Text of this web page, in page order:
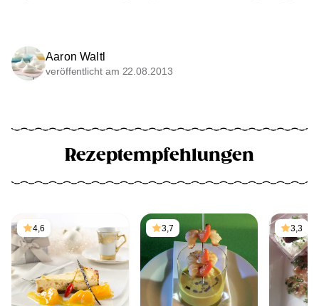
Aaron Waltl
veröffentlicht am 22.08.2013
Rezeptempfehlungen
4,6 3,7 3,3